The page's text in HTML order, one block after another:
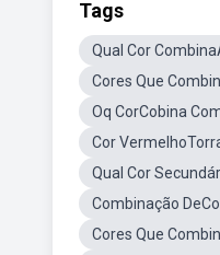
Tags
Qual Cor
Cores Que
Oq CorCobina
Cor
Qual Cor
Combinação
Cores Que